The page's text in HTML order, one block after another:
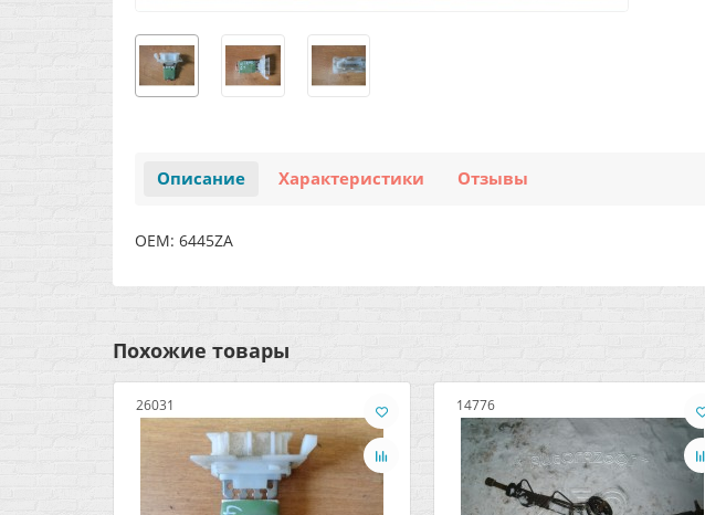
Описание Характеристики Отзывы
OEM: 6445ZA
Похожие товары
26031 14776